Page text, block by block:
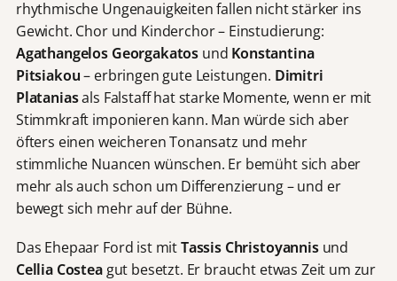
rhythmische Ungenauigkeiten fallen nicht stärker ins
Gewicht. Chor und Kinderchor – Einstudierung:
Agathangelos Georgakatos und Konstantina
Pitsiakou– erbringen gute Leistungen. Dimitri
Plataniasals Falstaff hat starke Momente, wenn er mit
Stimmkraft imponieren kann. Man würde sich aber
öfters einen weicheren Tonansatz und mehr
stimmliche Nuancen wünschen. Er bemüht sich aber
mehr als auch schon um Differenzierung – und er
bewegt sich mehr auf der Bühne.
Das Ehepaar Ford ist mitTassis Christoyannisund
Cellia Costeagut besetzt. Er braucht etwas Zeit um zur